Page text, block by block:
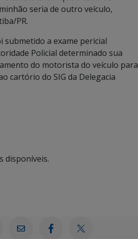
seria de outro veículo,
PR.
a exame pericial
Policial determinado sua
do motorista do veículo para
cartório do SIG da Delegacia
disponíveis.